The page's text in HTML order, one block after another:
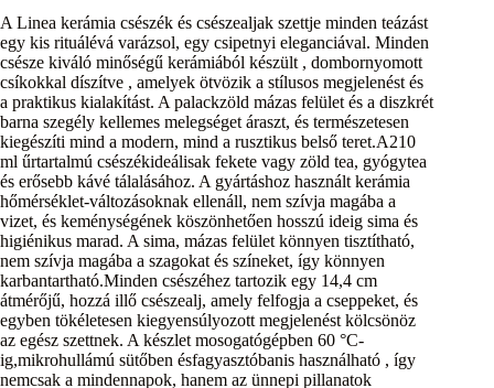
A Linea kerámia csészék és csészealjak szettje minden teázást
egy kis rituálévá varázsol, egy csipetnyi eleganciával. Minden
csésze kiváló minőségű kerámiából készült , dombornyomott
csíkokkal díszítve , amelyek ötvözik a stílusos megjelenést és
a praktikus kialakítást. A palackzöld mázas felület és a diszkrét
barna szegély kellemes melegséget áraszt, és természetesen
kiegészíti mind a modern, mind a rusztikus belső teret.A210
ml űrtartalmú csészékideálisak fekete vagy zöld tea, gyógytea
és erősebb kávé tálalásához. A gyártáshoz használt kerámia
hőmérséklet-változásoknak ellenáll, nem szívja magába a
vizet, és keménységének köszönhetően hosszú ideig sima és
higiénikus marad. A sima, mázas felület könnyen tisztítható,
nem szívja magába a szagokat és színeket, így könnyen
karbantartható.Minden csészéhez tartozik egy 14,4 cm
átmérőjű, hozzá illő csészealj, amely felfogja a cseppeket, és
egyben tökéletesen kiegyensúlyozott megjelenést kölcsönöz
az egész szettnek. A készlet mosogatógépben 60 °C-
ig,mikrohullámú sütőben ésfagyasztóbanis használható , így
nemcsak a mindennapok, hanem az ünnepi pillanatok